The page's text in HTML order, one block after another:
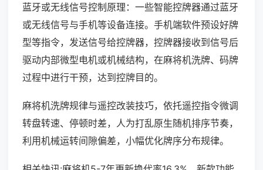
蓝牙或无线信号控制原理：一些智能控牌器通过蓝牙
或无线信号与手机等设备连接。手机端软件预设好牌
型等指令，发送信号给控牌器，控牌器接收到信号后
驱动内部微型电机或机械结构，在麻将机洗牌、码牌
过程中进行干预，达到控牌目的。
麻将机洗牌规律与遥控改装技巧，依托遥控指令微调
转盘转速、停顿时差，人为打乱原生随机排序节奏，
利用机械运转间隙偏差，小幅优化牌序分布规律。